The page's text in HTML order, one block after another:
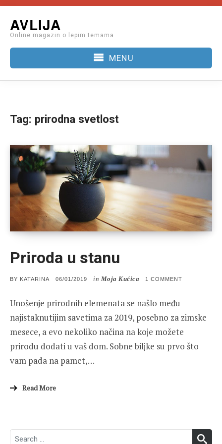
content
AVLIJA
Online magazin o lepim temama
MENU
Tag: prirodna svetlost
Priroda u stanu
BY KATARINA
POSTED
06/01/2019 in Moja Kućica 1 COMMENT
Unošenje prirodnih elemenata se našlo među
najistaknutijim savetima za 2019, posebno za zimske
mesece, a evo nekoliko načina na koje možete
prirodu dodati u vaš dom. Sobne biljke su prvo što
vam pada na pamet,…
Read More
Search